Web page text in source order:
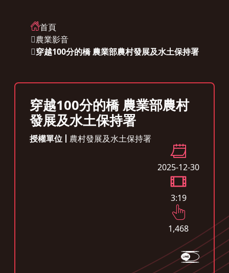
首頁
農業影音
穿越100分的橋 農業部農村發展及水土保持署
穿越100分的橋 農業部農村
發展及水土保持署
授權單位 農村發展及水土保持署
2025-12-30
3:19
1,468